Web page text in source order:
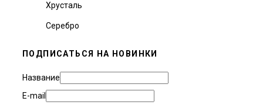
Хрусталь
Серебро
ПОДПИСАТЬСЯ НА НОВИНКИ
Название
E-mail